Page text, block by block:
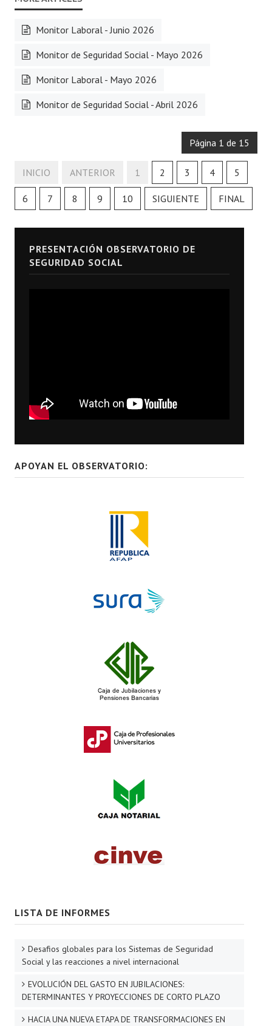
Monitor Laboral - Junio 2026
Monitor de Seguridad Social - Mayo 2026
Monitor Laboral - Mayo 2026
Monitor de Seguridad Social - Abril 2026
Página 1 de 15
INICIO ANTERIOR 1 2 3 4 5
6 7 8 9 10 SIGUIENTE FINAL
PRESENTACIÓN OBSERVATORIO DE
SEGURIDAD SOCIAL
APOYAN EL OBSERVATORIO:
LISTA DE INFORMES
Desafios globales para los Sistemas de Seguridad
Social y las reacciones a nivel internacional
EVOLUCIÓN DEL GASTO EN JUBILACIONES:
DETERMINANTES Y PROYECCIONES DE CORTO PLAZO
HACIA UNA NUEVA ETAPA DE TRANSFORMACIONES EN